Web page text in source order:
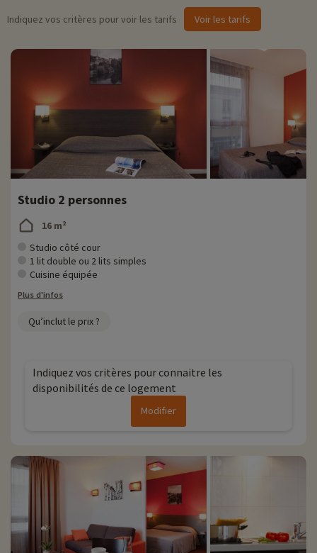
week-ends hors vacances scolaires
› Situé à 15min en voiture de l'appart'hôtel
› Attractions et spectacles pour tous les âges
› Tarifs : adulte à partir de 42€, enfants à partir de 35€
› Gratuit pour les moins de 5 ans
Indiquez vos critères pour voir les tarifs Voir les tarifs
Studio 2 personnes
16 m²
Studio côté cour
1 lit double ou 2 lits simples
Cuisine équipée
Plus d'infos
Qu’inclut le prix ?
Indiquez vos critères pour connaitre les
disponibilités de ce logement
Modifier